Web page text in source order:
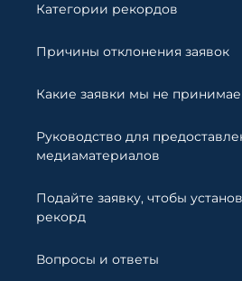
Категории рекордов
Причины отклонения заявок
Какие заявки мы не
Руководство для
медиаматериалов
Подайте заявку, чтобы
рекорд
Вопросы и ответы